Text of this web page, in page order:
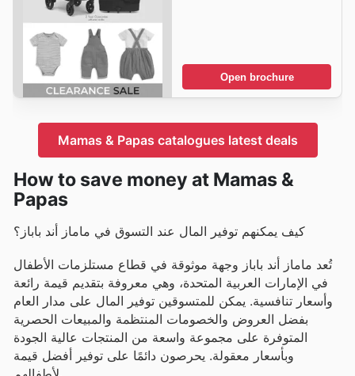
Open brochure
Mamas & Papas catalogues latest deals
How to save money at Mamas &
Papas
كيف يمكنهم توفير المال عند التسوق في ماماز أند باباز؟
تُعد ماماز أند باباز وجهة موثوقة في قطاع مستلزمات الأطفال
في الإمارات العربية المتحدة، وهي معروفة بتقديم قيمة رائعة
وأسعار تنافسية. يمكن للمتسوقين توفير المال على مدار العام
بفضل العروض والخصومات المنتظمة والمبيعات الحصرية
المتوفرة على مجموعة واسعة من المنتجات عالية الجودة
وبأسعار معقولة. يحرصون دائمًا على توفير أفضل قيمة